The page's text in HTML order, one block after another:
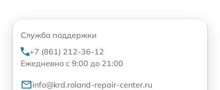
Служба поддержки
+7 (861) 212-36-12
Ежедневно с 9:00 до 21:00
info@krd.roland-repair-center.ru